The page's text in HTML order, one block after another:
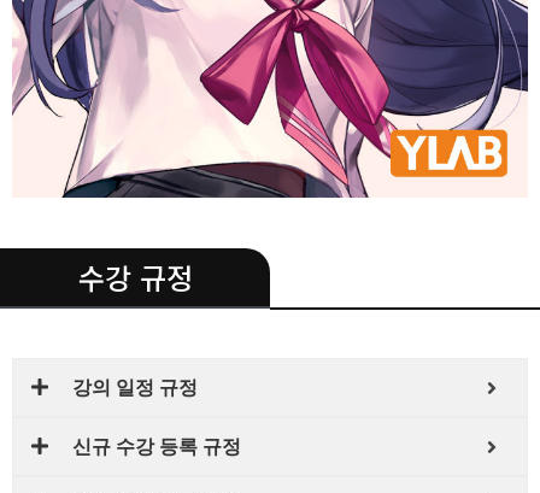
수강 규정
강의 일정 규정
신규 수강 등록 규정